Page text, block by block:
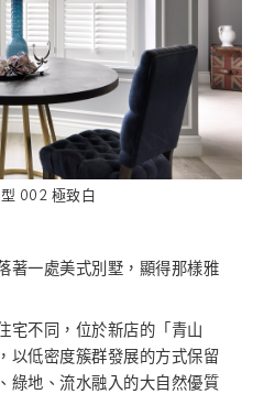
002 極致白
一處美式別墅，顯得那樣雅
宅不同，位於新店的「青山
以低密度簇群發展的方式保留
綠地、流水融入的大自然優質